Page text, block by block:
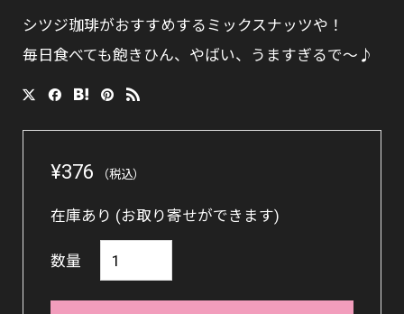
シツジ珈琲がおすすめするミックスナッツや！
毎日食べても飽きひん、やばい、うますぎるで〜♪
¥376 （税込）
在庫あり (お取り寄せができます)
数量
木
桶